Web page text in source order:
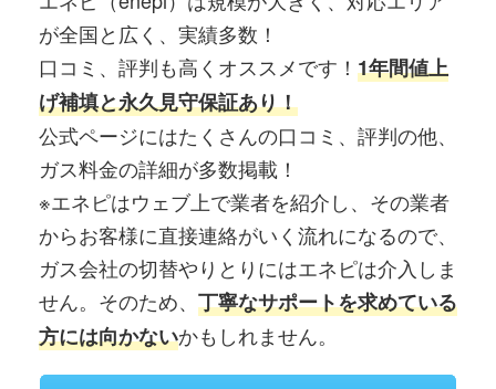
が全国と広く、実績多数！
口コミ、評判も高くオススメです！ 1年間値上
げ補填と永久見守保証あり！
公式ページにはたくさんの口コミ、評判の他、
ガス料金の詳細が多数掲載！
※エネピはウェブ上で業者を紹介し、その業者
からお客様に直接連絡がいく流れになるので、
ガス会社の切替やりとりにはエネピは介入しま
せん。そのため、 丁寧なサポートを求めている
方には向かないかもしれません。